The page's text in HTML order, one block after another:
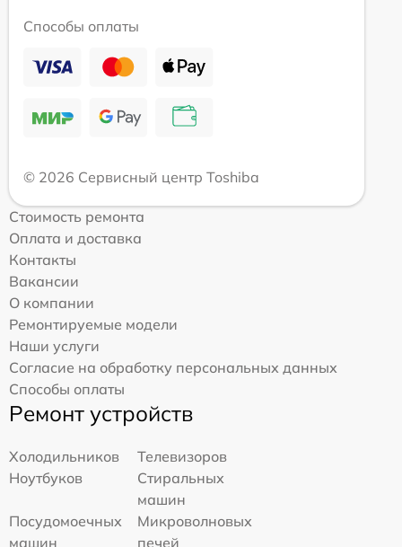
Способы оплаты
© 2026 Сервисный центр Toshiba
Стоимость ремонта
Оплата и доставка
Контакты
Вакансии
О компании
Ремонтируемые модели
Наши услуги
Согласие на обработку персональных данных
Способы оплаты
Ремонт устройств
Холодильников
Телевизоров
Ноутбуков
Стиральных
машин
Посудомоечных
машин
Микроволновых
печей